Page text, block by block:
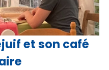
et son café